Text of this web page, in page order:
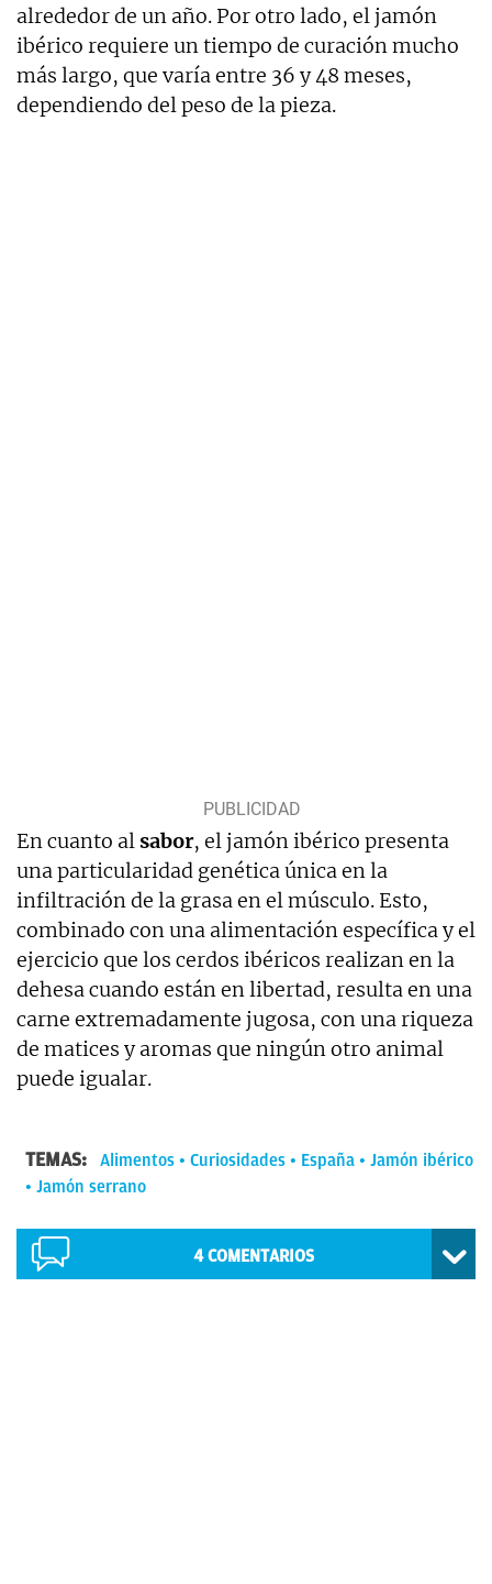
alrededor de un año. Por otro lado, el jamón
ibérico requiere un tiempo de curación mucho
más largo, que varía entre 36 y 48 meses,
dependiendo del peso de la pieza.
En cuanto alsabor, el jamón ibérico presenta
una particularidad genética única en la
infiltración de la grasa en el músculo. Esto,
combinado con una alimentación específica y el
ejercicio que los cerdos ibéricos realizan en la
dehesa cuando están en libertad, resulta en una
carne extremadamente jugosa, con una riqueza
de matices y aromas que ningún otro animal
puede igualar.
TEMAS: Alimentos Curiosidades España
Jamón ibérico
Jamón serrano
4COMENTARIOS